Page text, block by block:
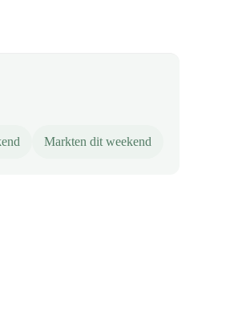
Markten dit weekend